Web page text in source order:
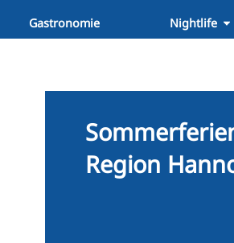
Gastronomie Nightlife
Region